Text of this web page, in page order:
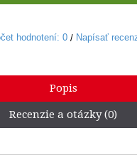
hodnotení: 0 / Napísať
Popis
Recenzie a otázky (0)